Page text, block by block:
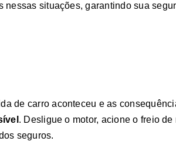
situações, garantindo sua
de carro aconteceu e as
. Desligue o motor, acione o freio
seguros.